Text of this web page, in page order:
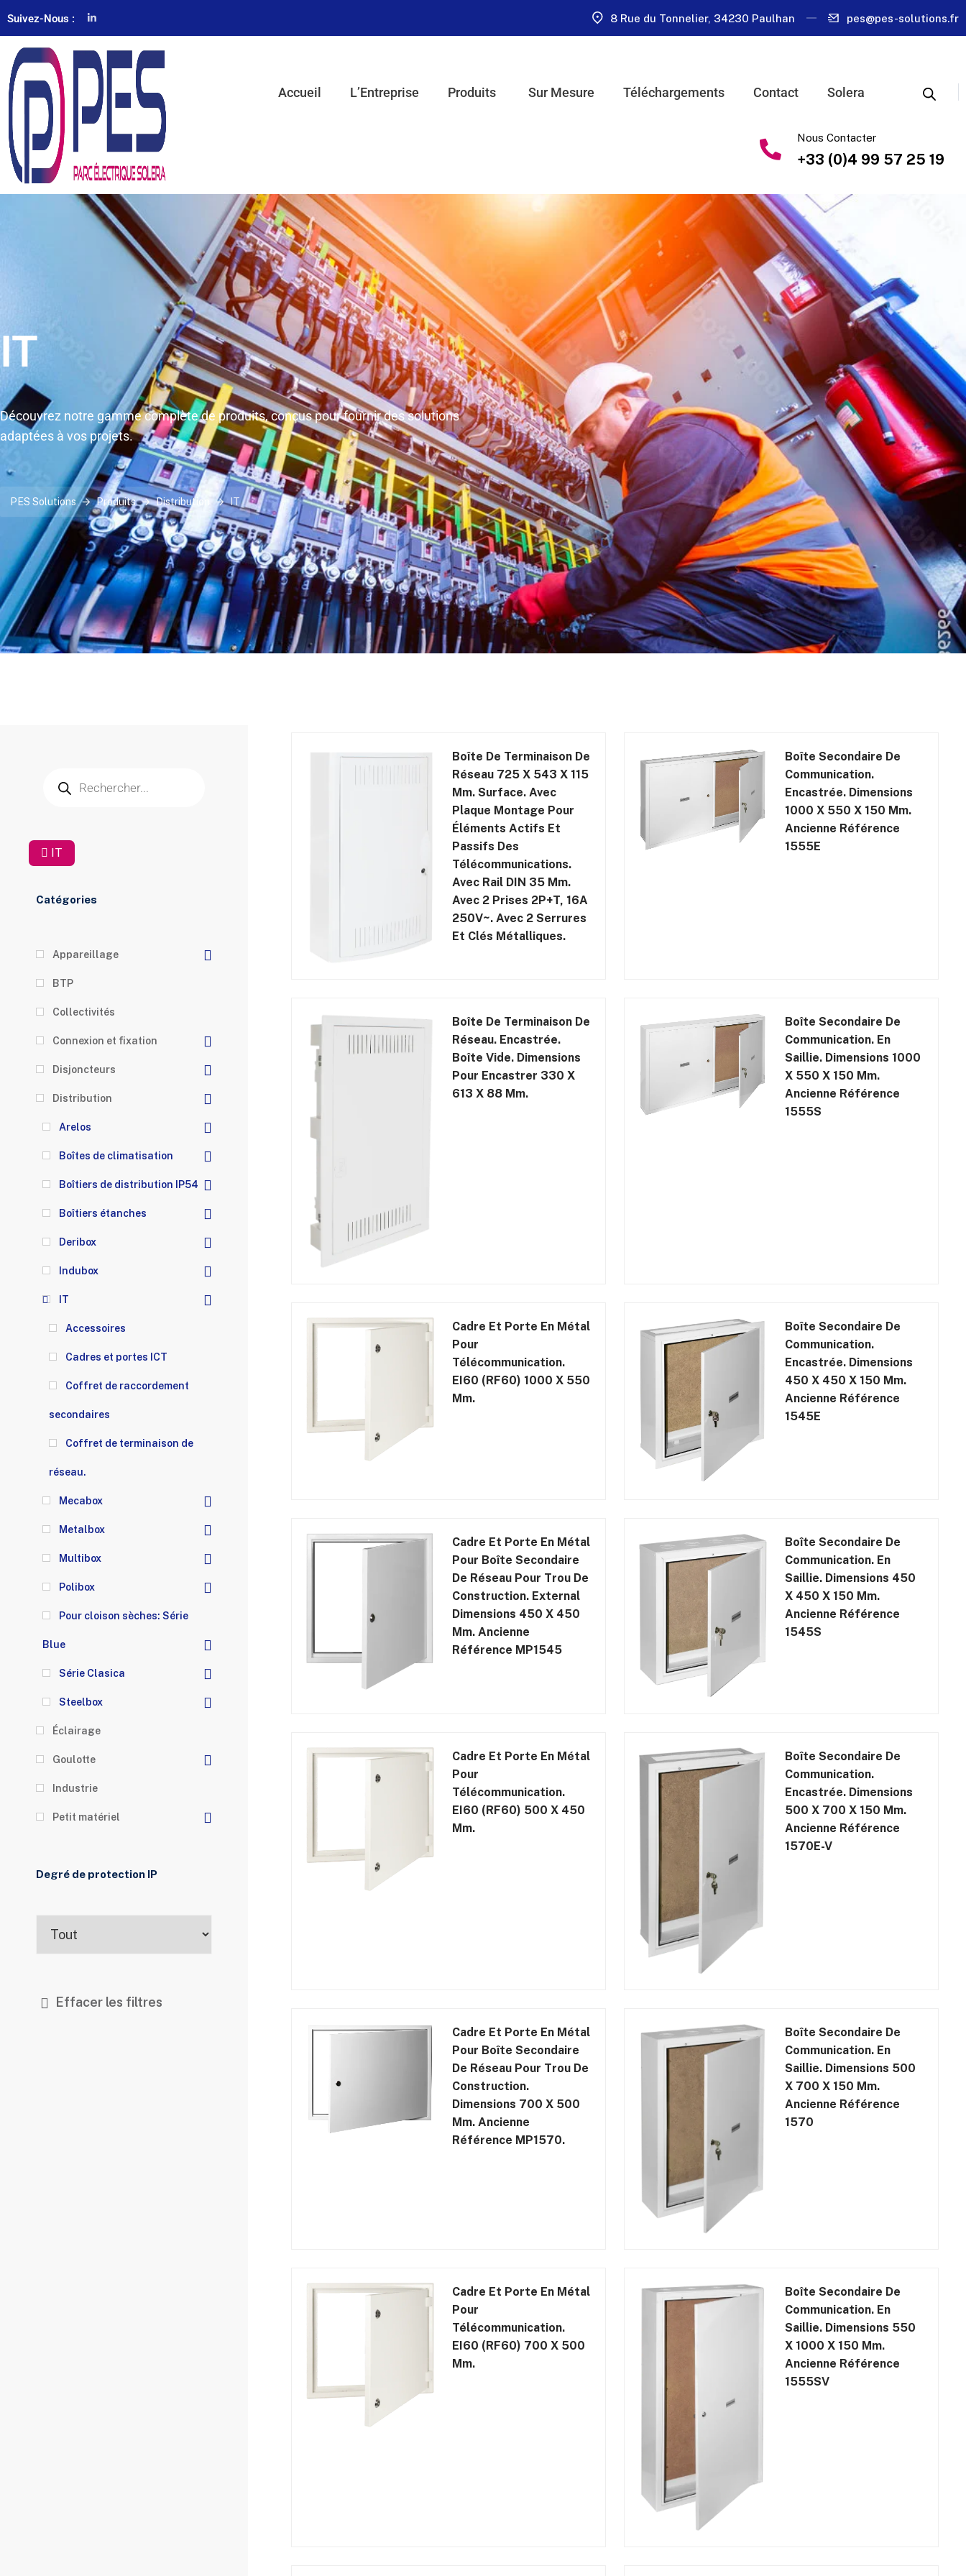
Suivez-Nous : 8 Rue du Tonnelier, 34230 Paulhan pes@pes-solutions.fr
Accueil L’Entreprise Produits Sur Mesure Téléchargements Contact Solera
Nous Contacter
+33 (0)4 99 57 25 19
IT
Découvrez notre gamme complète de produits, conçus pour fournir des solutions
adaptées à vos projets.
PES Solutions Produits Distribution IT
IT
Catégories
Appareillage
BTP
Collectivités
Connexion et fixation
Disjoncteurs
Distribution
Arelos
Boîtes de climatisation
Boîtiers de distribution IP54
Boîtiers étanches
Deribox
Indubox
IT
Accessoires
Cadres et portes ICT
Coffret de raccordement
secondaires
Coffret de terminaison de
réseau.
Mecabox
Metalbox
Multibox
Polibox
Pour cloison sèches: Série
Blue
Série Clasica
Steelbox
Éclairage
Goulotte
Industrie
Petit matériel
Degré de protection IP
Effacer les filtres
Boîte De Terminaison De
Réseau 725 X 543 X 115
Mm. Surface. Avec
Plaque Montage Pour
Éléments Actifs Et
Passifs Des
Télécommunications.
Avec Rail DIN 35 Mm.
Avec 2 Prises 2P+T, 16A
250V~. Avec 2 Serrures
Et Clés Métalliques.
Boîte Secondaire De
Communication.
Encastrée. Dimensions
1000 X 550 X 150 Mm.
Ancienne Référence
1555E
Boîte De Terminaison De
Réseau. Encastrée.
Boîte Vide. Dimensions
Pour Encastrer 330 X
613 X 88 Mm.
Boîte Secondaire De
Communication. En
Saillie. Dimensions 1000
X 550 X 150 Mm.
Ancienne Référence
1555S
Cadre Et Porte En Métal
Pour
Télécommunication.
EI60 (RF60) 1000 X 550
Mm.
Boîte Secondaire De
Communication.
Encastrée. Dimensions
450 X 450 X 150 Mm.
Ancienne Référence
1545E
Cadre Et Porte En Métal
Pour Boîte Secondaire
De Réseau Pour Trou De
Construction. External
Dimensions 450 X 450
Mm. Ancienne
Référence MP1545
Boîte Secondaire De
Communication. En
Saillie. Dimensions 450
X 450 X 150 Mm.
Ancienne Référence
1545S
Cadre Et Porte En Métal
Pour
Télécommunication.
EI60 (RF60) 500 X 450
Mm.
Boîte Secondaire De
Communication.
Encastrée. Dimensions
500 X 700 X 150 Mm.
Ancienne Référence
1570E-V
Cadre Et Porte En Métal
Pour Boîte Secondaire
De Réseau Pour Trou De
Construction.
Dimensions 700 X 500
Mm. Ancienne
Référence MP1570.
Boîte Secondaire De
Communication. En
Saillie. Dimensions 500
X 700 X 150 Mm.
Ancienne Référence
1570
Cadre Et Porte En Métal
Pour
Télécommunication.
EI60 (RF60) 700 X 500
Mm.
Boîte Secondaire De
Communication. En
Saillie. Dimensions 550
X 1000 X 150 Mm.
Ancienne Référence
1555SV